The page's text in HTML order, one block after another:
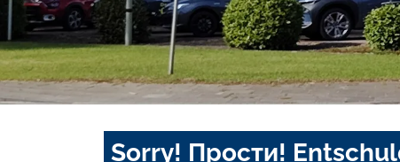
Sorry! Прости!